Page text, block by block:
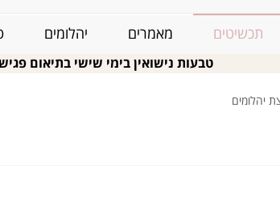
תכשיטים מאמרים יהלומים
טבעות נישואין בימי שישי בתיאום
יהלומים